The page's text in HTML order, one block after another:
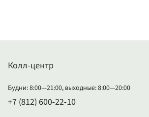
Колл-центр
Будни: 8:00—21:00, выходные: 8:00—20:00
+7 (812) 600-22-10